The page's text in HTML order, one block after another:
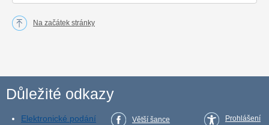
Na začátek stránky
Důležité odkazy
Elektronické podání
Větší šance
Prohlášení